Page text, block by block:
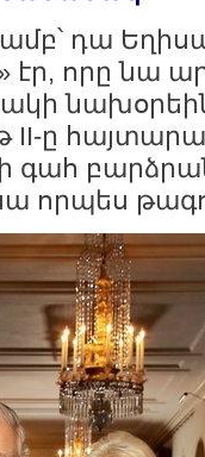
դա
էր, որը նա
ը
գահ
որպես